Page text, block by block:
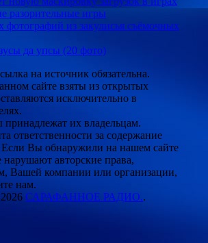
разорительные игры
фотографий из закулисья съёмочных
да упсы (20 фото)
на источник обязательна.
сайте взяты из открытых
исключительно в
принадлежат их владельцам.
ответственности за содержание
Если Вы обнаружили на нашем сайте
авторские права,
Вашей компании или организации,
нам.
САРАФАННОЕ РАДИО..